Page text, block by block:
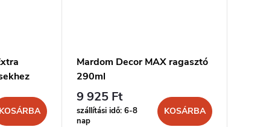
KOSÁRBA
Mardom Decor MAX ragasztó
290ml
9 925 Ft
szállítási idő: 6-8
nap
KOSÁRBA